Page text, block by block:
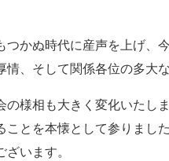
かぬ時代に産声を上げ、
、そして関係各位の多大
様相も大きく変化いたし
とを本懐として参りまし
います。